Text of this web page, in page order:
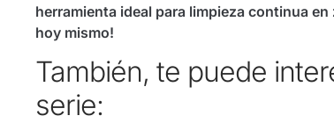
herramienta ideal para limpieza continua
hoy mismo!
También, te puede
serie: